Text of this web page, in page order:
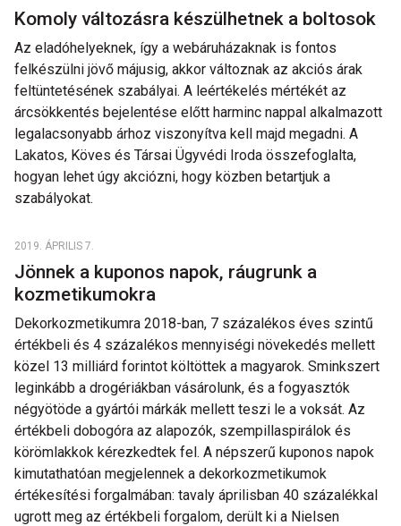
Komoly változásra készülhetnek a boltosok
Az eladóhelyeknek, így a webáruházaknak is fontos
felkészülni jövő májusig, akkor változnak az akciós árak
feltüntetésének szabályai. A leértékelés mértékét az
árcsökkentés bejelentése előtt harminc nappal alkalmazott
legalacsonyabb árhoz viszonyítva kell majd megadni. A
Lakatos, Köves és Társai Ügyvédi Iroda összefoglalta,
hogyan lehet úgy akciózni, hogy közben betartjuk a
szabályokat.
2019. ÁPRILIS 7.
Jönnek a kuponos napok, ráugrunk a
kozmetikumokra
Dekorkozmetikumra 2018-ban, 7 százalékos éves szintű
értékbeli és 4 százalékos mennyiségi növekedés mellett
közel 13 milliárd forintot költöttek a magyarok. Sminkszert
leginkább a drogériákban vásárolunk, és a fogyasztók
négyötöde a gyártói márkák mellett teszi le a voksát. Az
értékbeli dobogóra az alapozók, szempillaspirálok és
körömlakkok kérezkedtek fel. A népszerű kuponos napok
kimutathatóan megjelennek a dekorkozmetikumok
értékesítési forgalmában: tavaly áprilisban 40 százalékkal
ugrott meg az értékbeli forgalom, derült ki a Nielsen